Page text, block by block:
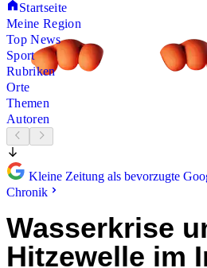
Startseite
Meine Region
Top News
Sport
Rubriken
Orte
Themen
Autoren
Kleine Zeitung als bevorzugte
Chronik
Wasserkrise
Hitzewelle im